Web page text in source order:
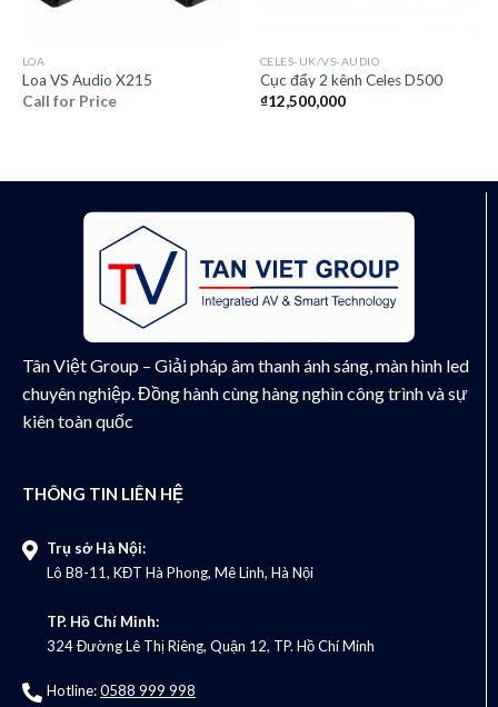
LOA
Loa VS Audio X215
Call for Price
CELES-UK/VS-AUDIO
Cục đẩy 2 kênh Celes D500
₫12,500,000
Tân Việt Group – Giải pháp âm thanh ánh sáng, màn hình led
chuyên nghiệp. Đồng hành cùng hàng nghìn công trình và sự
kiên toàn quốc
THÔNG TIN LIÊN HỆ
Trụ sở Hà Nội:
Lô B8-11, KĐT Hà Phong, Mê Linh, Hà Nội
TP. Hồ Chí Minh:
324 Đường Lê Thị Riêng, Quận 12, TP. Hồ Chí Minh
Hotline:0588 999 998